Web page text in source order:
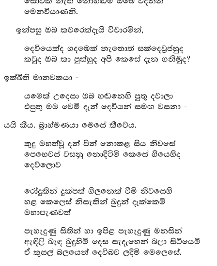
මෙනවියාණනි.
ඉන්පසු ඔබ කවරෙක්දැයි විචාරමින්,
දෙවියෙක්ද ගදඹෙක් නැතොත් සක්දෙව්‍රජහුද
කවුද ඔබ කා පුත්හුද අපි කෙසේ දැන ගනිමුද?
ඉක්බිති මානවකයා -
යමෙක් උදෙසා ඔබ හඬනෙහි පුතු දවාලා
එපුතු මම වෙමි දැන් දෙවියන් සමඟ වසනා -
යයි කීය. බ්‍රාහ්මණයා මෙසේ කීවේය.
කුදු මහත්වූ දන් පින් නොකළ සිය නිවසේ
පෙහෙවස් වසනු නොදිටිමි කෙසේ ගියෙහිද
දෙව්ලොව
රෝදුකින් දුක්පත් ගිලනෙක් වීමි නිවසෙහි
හළ කෙලෙස් නිසැකින් බුදුන් දැක්කෙමි
මහාපැණවත්
පැහැදුණු සිතින් හා ඉපිළ පැහැදුණු මනසින්
ඇඳිලි බැඳ බුදුහිමි දෙස සැදැහෙන් බලා සිටියෙමි
ඒ කුසල් බලයෙන් දෙවිබව ලදිමි මෙලෙසේ.